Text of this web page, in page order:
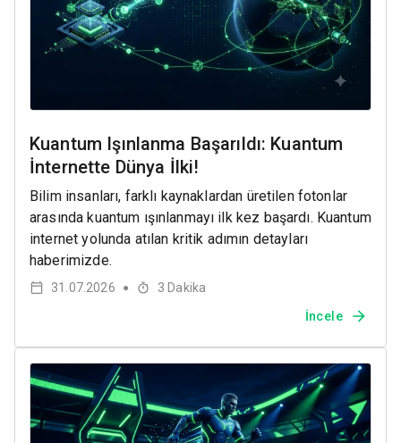
Kuantum Işınlanma Başarıldı: Kuantum
İnternette Dünya İlki!
Bilim insanları, farklı kaynaklardan üretilen fotonlar
arasında kuantum ışınlanmayı ilk kez başardı. Kuantum
internet yolunda atılan kritik adımın detayları
haberimizde.
31.07.2026 ● 3 Dakika
İncele